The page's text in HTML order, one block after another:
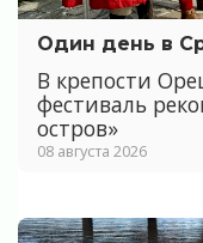
Один день в
В крепости
фестиваль
остров»
08 августа 2026